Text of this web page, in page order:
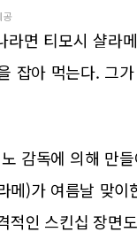
공
면 티모시 샬라
잡아 먹는다. 그
감독에 의해 만
)가 여름날 맞
인 스킨십 장면